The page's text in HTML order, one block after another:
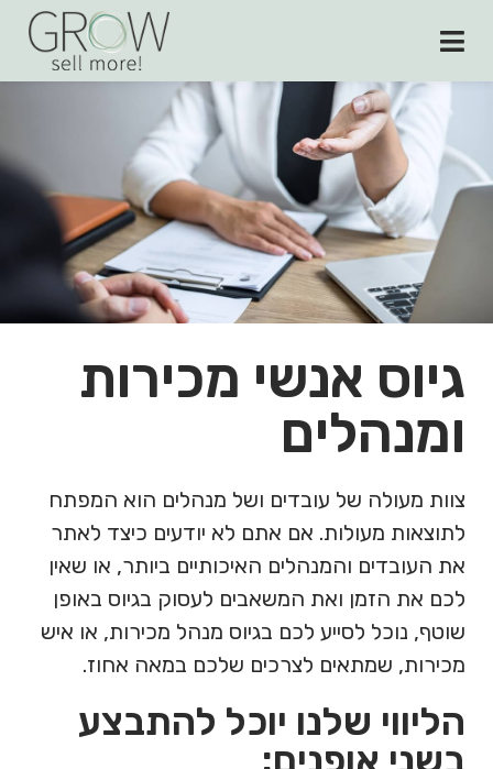
גיוס אנשי מכירות
ומנהלים
צוות מעולה של עובדים ושל מנהלים הוא המפתח
לתוצאות מעולות. אם אתם לא יודעים כיצד לאתר
את העובדים והמנהלים האיכותיים ביותר, או שאין
לכם את הזמן ואת המשאבים לעסוק בגיוס באופן
שוטף, נוכל לסייע לכם בגיוס מנהל מכירות, או איש
מכירות, שמתאים לצרכים שלכם במאה אחוז.
הליווי שלנו יוכל להתבצע